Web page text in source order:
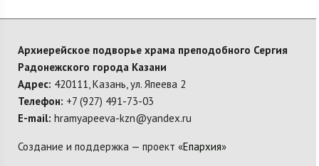
Архиерейское подворье храма преподобного Сергия
Радонежского города Казани
Адрес: 420111, Казань, ул. Япеева 2
Телефон: +7 (927) 491-73-03
E-mail: hramyapeeva-kzn@yandex.ru
Создание и поддержка — проект «Епархия»